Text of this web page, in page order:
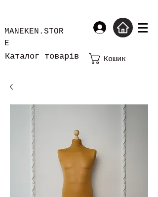
MANEKEN.STOR
E
Каталог товарів Кошик